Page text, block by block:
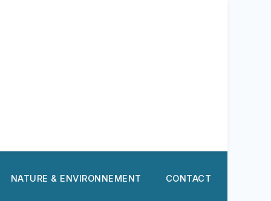
NATURE & ENVIRONNEMENT CONTACT